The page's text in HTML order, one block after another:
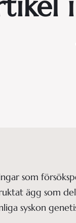
som
ägg som
syskon